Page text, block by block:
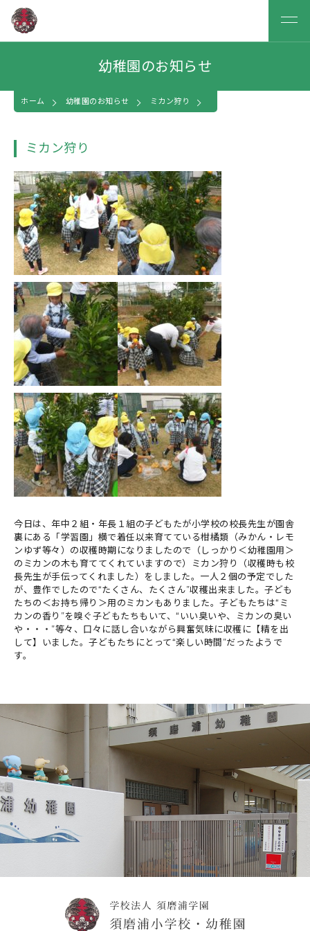
幼稚園のお知らせ
ホーム 幼稚園のお知らせ ミカン狩り
ミカン狩り
今日は、年中２組・年長１組の子どもたが小学校の校長先生が園舎
裏にある「学習園」横で着任以来育てている柑橘類（みかん・レモ
ンゆず等々）の収穫時期になりましたので（しっかり＜幼稚園用＞
のミカンの木も育ててくれていますので）ミカン狩り（収穫時も校
長先生が手伝ってくれました）をしました。一人２個の予定でした
が、豊作でしたので“たくさん、たくさん”収穫出来ました。子ども
たちの＜お持ち帰り＞用のミカンもありました。子どもたちは“ミ
カンの香り”を嗅ぐ子どもたちもいて、“いい臭いや、ミカンの臭い
や・・・”等々、口々に話し合いながら興奮気味に収穫に【精を出
して】いました。子どもたちにとって“楽しい時間”だったようで
す。